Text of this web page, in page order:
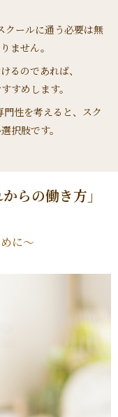
クールに通う必要は無
ません。
るのであれば、
すめします。
性を考えると、スク
択肢です。
らの働き方」
に～